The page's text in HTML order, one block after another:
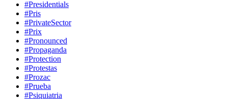
#Presidentials
#Pris
#PrivateSector
#Prix
#Pronounced
#Propaganda
#Protection
#Protestas
#Prozac
#Prueba
#Psiquiatria